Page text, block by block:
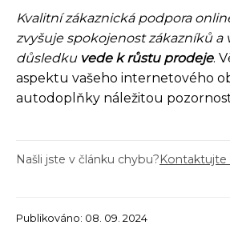
Kvalitní zákaznická podpora
zvyšuje spokojenost zákazníků a
důsledku vede k růstu prodeje.
aspektu vašeho internetového
autodoplňky náležitou
Našli jste v článku chybu?Kontaktujte
Publikováno: 08. 09. 2024